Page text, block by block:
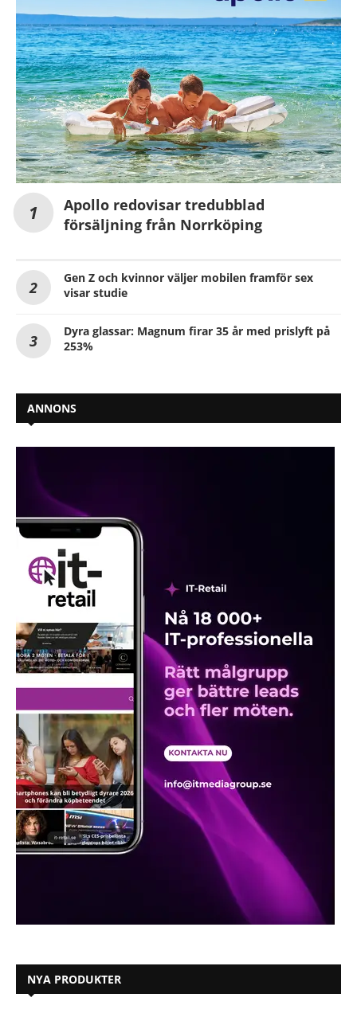
Apollo redovisar tredubblad
försäljning från Norrköping
Gen Z och kvinnor väljer mobilen framför sex
visar studie
Dyra glassar: Magnum firar 35 år med prislyft på
253%
ANNONS
NYA PRODUKTER